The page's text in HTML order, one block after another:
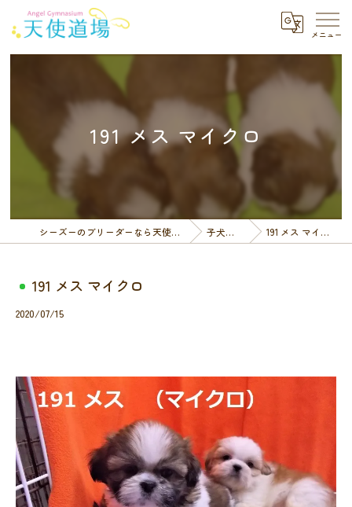
191 メス マイクロ
シーズーのブリーダーなら天使道場 子犬一覧 191 メス マイクロ
191 メス マイクロ
2020/07/15